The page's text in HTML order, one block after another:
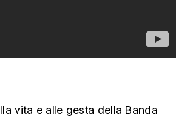
vita e alle gesta della Banda